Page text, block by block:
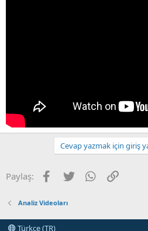
Cevap yazmak için giriş
Paylaş: Facebook
Twitter WhatsApp
Analiz Videoları
Türkçe (TR)